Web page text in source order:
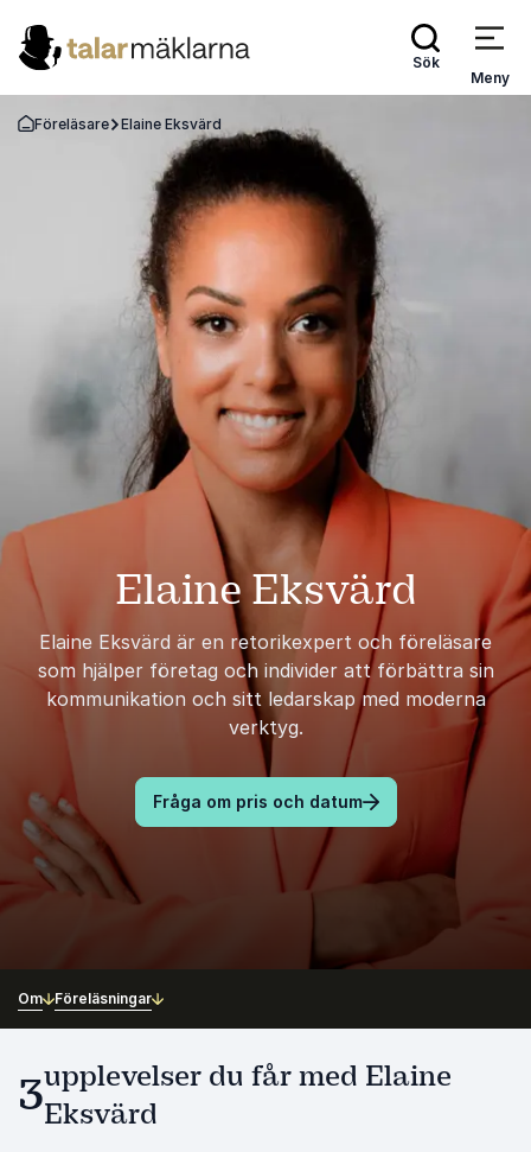
Sök
Meny
Gå tillbaka till startsidan
Föreläsare Elaine Eksvärd
Elaine Eksvärd
Elaine Eksvärd är en retorikexpert och föreläsare
som hjälper företag och individer att förbättra sin
kommunikation och sitt ledarskap med moderna
verktyg.
Fråga om pris och datum
Om Föreläsningar
3upplevelser du får med Elaine
Eksvärd